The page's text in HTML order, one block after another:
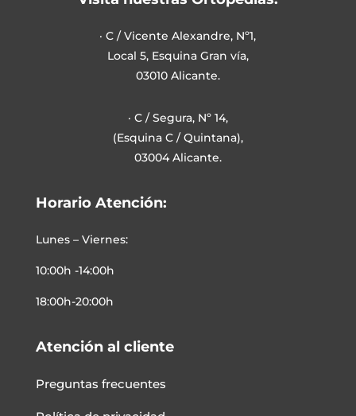
· C / Vicente Alexandre, Nº1,
Local 5, Esquina Gran vía,
03010 Alicante.
· C / Segura, Nº 14,
(Esquina C / Quintana),
03004 Alicante.
Horario Atención:
Lunes – Viernes:
10:00h -14:00h
18:00h-20:00h
Atención al cliente
Preguntas frecuentes